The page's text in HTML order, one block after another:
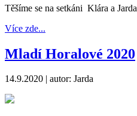
Těšíme se na setkáni Klára a Jarda
Více zde...
Mladí Horalové 2020
14.9.2020 | autor: Jarda